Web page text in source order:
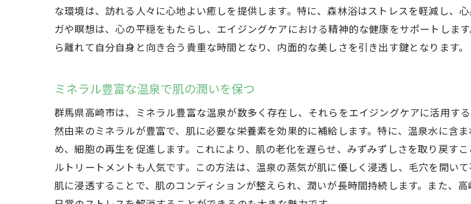
な環境は、訪れる人々に心地よい癒しを提供します。特に、森林浴はストレスを軽減し、
ガや瞑想は、心の平穏をもたらし、エイジングケアにおける精神的な健康をサポートしま
ら離れて自分自身と向き合う貴重な時間となり、内面的な美しさを引き出す鍵となります。
ミネラル豊富な温泉で肌の潤いを保つ
群馬県高崎市は、ミネラル豊富な温泉が数多く存在し、それらをエイジングケアに活用す
然由来のミネラルが豊富で、肌に必要な栄養素を効果的に補給します。特に、温泉水に含
め、細胞の再生を促進します。これにより、肌の老化を遅らせ、みずみずしさを取り戻す
ルトリートメントも人気です。この方法は、温泉の蒸気が肌に優しく浸透し、毛穴を開い
肌に浸透することで、肌のコンディションが整えられ、潤いが長時間持続します。また、